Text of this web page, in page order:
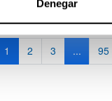
Denegar
incluídos)
Página
1 Página
2 Página
3 ... 95